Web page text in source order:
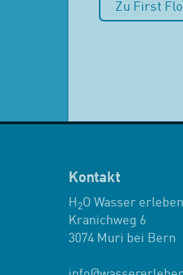
Zu First
Kontakt
H 2O Wasser
Kranichweg 6
3074 Muri bei Bern